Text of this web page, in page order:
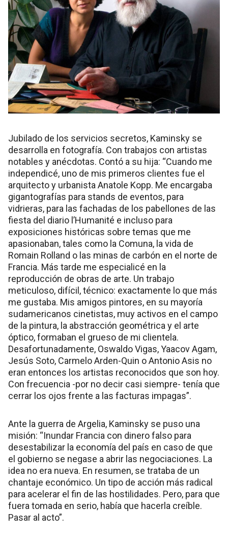
Jubilado de los servicios secretos, Kaminsky se
desarrolla en fotografía. Con trabajos con artistas
notables y anécdotas. Contó a su hija: “Cuando me
independicé, uno de mis primeros clientes fue el
arquitecto y urbanista Anatole Kopp. Me encargaba
gigantografías para stands de eventos, para
vidrieras, para las fachadas de los pabellones de las
fiesta del diario l’Humanité e incluso para
exposiciones históricas sobre temas que me
apasionaban, tales como la Comuna, la vida de
Romain Rolland o las minas de carbón en el norte de
Francia. Más tarde me especialicé en la
reproducción de obras de arte. Un trabajo
meticuloso, difícil, técnico: exactamente lo que más
me gustaba. Mis amigos pintores, en su mayoría
sudamericanos cinetistas, muy activos en el campo
de la pintura, la abstracción geométrica y el arte
óptico, formaban el grueso de mi clientela.
Desafortunadamente, Oswaldo Vigas, Yaacov Agam,
Jesús Soto, Carmelo Arden-Quin o Antonio Asis no
eran entonces los artistas reconocidos que son hoy.
Con frecuencia -por no decir casi siempre- tenía que
cerrar los ojos frente a las facturas impagas”.
Ante la guerra de Argelia, Kaminsky se puso una
misión: “Inundar Francia con dinero falso para
desestabilizar la economía del país en caso de que
el gobierno se negase a abrir las negociaciones. La
idea no era nueva. En resumen, se trataba de un
chantaje económico. Un tipo de acción más radical
para acelerar el fin de las hostilidades. Pero, para que
fuera tomada en serio, había que hacerla creíble.
Pasar al acto”.